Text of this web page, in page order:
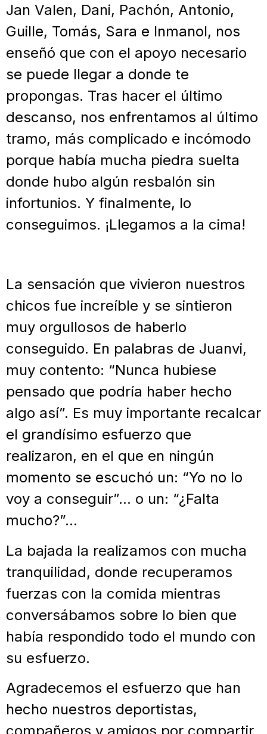
Jan Valen, Dani, Pachón, Antonio,
Guille, Tomás, Sara e Inmanol, nos
enseñó que con el apoyo necesario
se puede llegar a donde te
propongas. Tras hacer el último
descanso, nos enfrentamos al último
tramo, más complicado e incómodo
porque había mucha piedra suelta
donde hubo algún resbalón sin
infortunios. Y finalmente, lo
conseguimos. ¡Llegamos a la cima!
La sensación que vivieron nuestros
chicos fue increíble y se sintieron
muy orgullosos de haberlo
conseguido. En palabras de Juanvi,
muy contento: “Nunca hubiese
pensado que podría haber hecho
algo así”. Es muy importante recalcar
el grandísimo esfuerzo que
realizaron, en el que en ningún
momento se escuchó un: “Yo no lo
voy a conseguir”… o un: “¿Falta
mucho?”…
La bajada la realizamos con mucha
tranquilidad, donde recuperamos
fuerzas con la comida mientras
conversábamos sobre lo bien que
había respondido todo el mundo con
su esfuerzo.
Agradecemos el esfuerzo que han
hecho nuestros deportistas,